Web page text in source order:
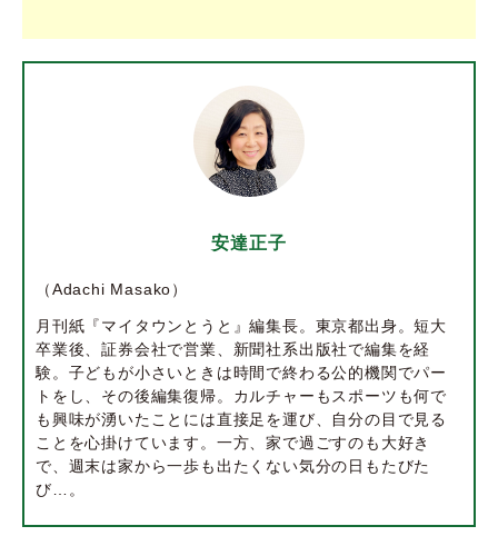
安達正子
（Adachi Masako）
月刊紙『マイタウンとうと』編集長。東京都出身。短大
卒業後、証券会社で営業、新聞社系出版社で編集を経
験。子どもが小さいときは時間で終わる公的機関でパー
トをし、その後編集復帰。カルチャーもスポーツも何で
も興味が湧いたことには直接足を運び、自分の目で見る
ことを心掛けています。一方、家で過ごすのも大好き
で、週末は家から一歩も出たくない気分の日もたびた
び…。